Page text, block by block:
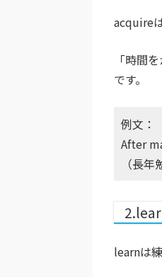
acquire
「時間
です。
例文：
After
（長
learnは